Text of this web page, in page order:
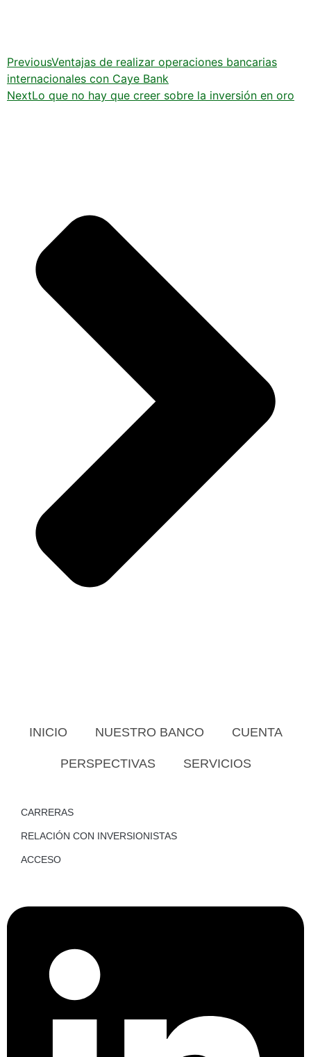
PreviousVentajas de realizar operaciones bancarias
internacionales con Caye Bank
NextLo que no hay que creer sobre la inversión en oro
INICIO NUESTRO BANCO CUENTA
PERSPECTIVAS SERVICIOS
CARRERAS
RELACIÓN CON INVERSIONISTAS
ACCESO